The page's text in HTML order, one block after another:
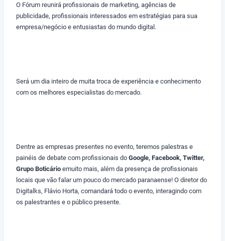
O Fórum reunirá profissionais de marketing, agências de
publicidade, profissionais interessados em estratégias para sua
empresa/negócio e entusiastas do mundo digital.
Será um dia inteiro de muita troca de experiência e conhecimento
com os melhores especialistas do mercado.
Dentre as empresas presentes no evento, teremos palestras e
painéis de debate com profissionais do Google, Facebook, Twitter,
Grupo Boticário emuito mais, além da presença de profissionais
locais que vão falar um pouco do mercado paranaense! O diretor do
Digitalks, Flávio Horta, comandará todo o evento, interagindo com
os palestrantes e o público presente.